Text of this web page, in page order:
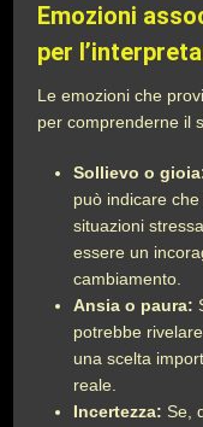
Emozioni
per
Le emozioni che
per comprenderne il
Sollievo o
può indicare
situazioni
essere un
cambiamento.
Ansia o paura:
potrebbe
una scelta
reale.
Incertezza: Se,